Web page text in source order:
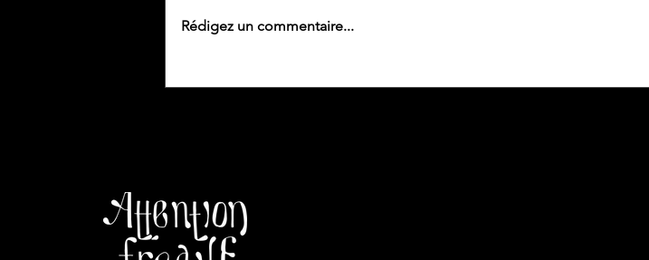
âmes.
Rédigez un commentaire...